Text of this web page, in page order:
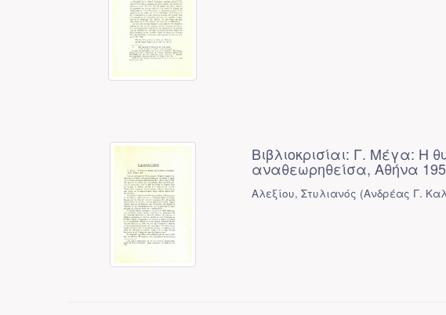
Βιβλιοκρισίαι: Γ. Μέγα: Η
αναθεωρηθείσα, Αθήνα
Αλεξίου, Στυλιανός (Ανδρέας Γ.